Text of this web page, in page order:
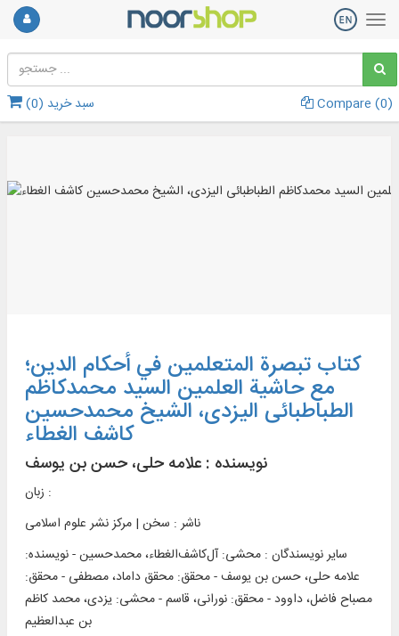
سبد خرید (0
) Compare (0)
کتاب تبصرة المتعلمین في أحکام الدین؛
مع حاشیة العلمین السید محمدکاظم
الطباطبائی الیزدی، الشیخ محمدحسین
کاشف الغطاء
نویسنده : علامه حلی، حسن بن یوسف
زبان :
ناشر : سخن | مرکز نشر علوم اسلامی
سایر نویسندگان : محشی: آل‌‌کاشف‌الغطاء، محمدحسین - نویسنده:
علامه حلی، حسن بن یوسف - محقق: محقق داماد، مصطفی - محقق:
مصباح فاضل، داوود - محقق: نورانی، قاسم - محشی: یزدی، محمد کاظم
بن عبدالعظیم